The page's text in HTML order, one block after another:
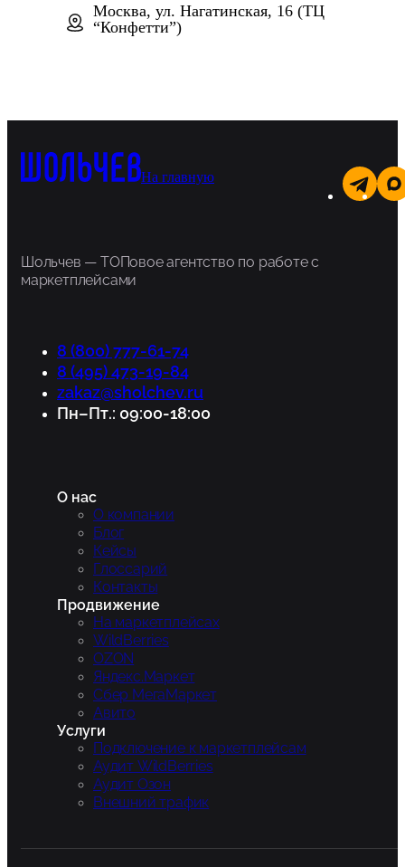
Москва, ул. Нагатинская, 16 (ТЦ
“Конфетти”)
На главную
Шольчев — ТОПовое агентство по работе с
маркетплейсами
8 (800) 777-61-74
8 (495) 473-19-84
zakaz@sholchev.ru
Пн–Пт.: 09:00-18:00
О нас
О компании
Блог
Кейсы
Глоссарий
Контакты
Продвижение
На маркетплейсах
WildBerries
OZON
Яндекс.Маркет
Сбер МегаМаркет
Авито
Услуги
Подключение к маркетплейсам
Аудит WildBerries
Аудит Озон
Внешний трафик